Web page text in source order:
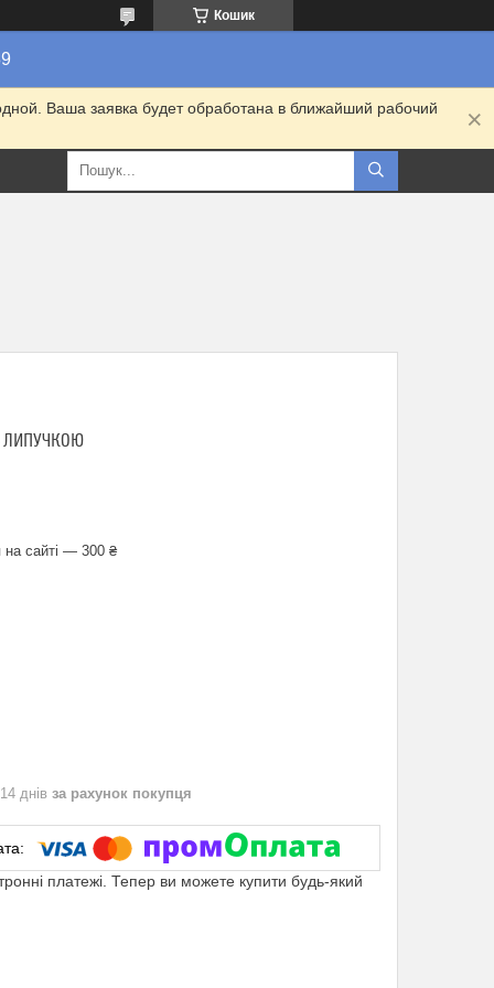
Кошик
Ваша заявка будет обработана в ближайший рабочий
ЛИПУЧКОЮ
на сайті — 300 ₴
днів за рахунок покупця
платежі. Тепер ви можете купити будь-який